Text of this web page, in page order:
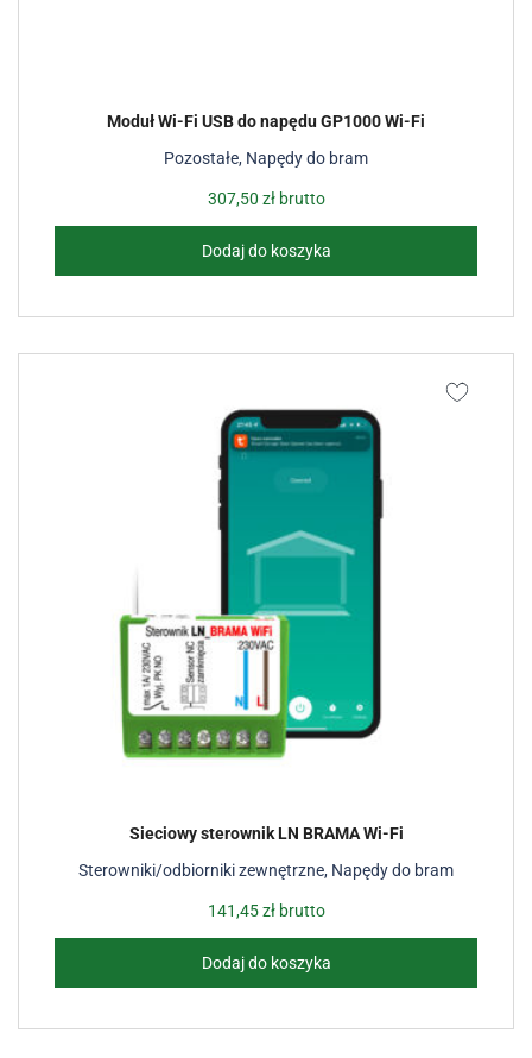
Pozostałe, Napędy do bram
Moduł Wi-Fi USB do napędu GP1000 Wi-Fi
307,50 złbrutto
Dodaj do koszyka
Sterowniki/odbiorniki zewnętrzne, Napędy do bram
Sieciowy sterownik LN BRAMA Wi-Fi
141,45złbrutto
Dodaj do koszyka